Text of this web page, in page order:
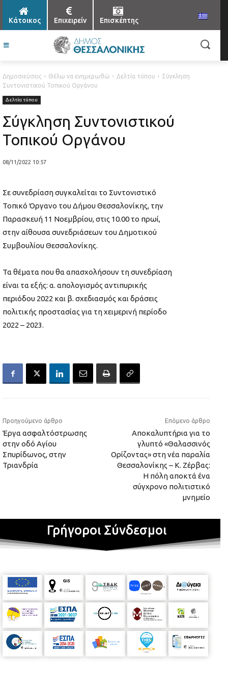
Κάτοικος Επιχειρείν Επισκέπτης
Δημοσιεύσεις Θέλω να ενημερωθώ Δελτία τύπου
Σύγκληση
Συντονιστικού Τοπικού Οργάνου
Δελτία τύπου
Σύγκληση Συντονιστικού
Τοπικού Οργάνου
08/11/2022 10:57
Σε συνεδρίαση συγκαλείται το Συντονιστικό
Τοπικό Όργανο του Δήμου Θεσσαλονίκης, την
Παρασκευή 11 Νοεμβρίου, στις 10.00 το πρωί,
στην αίθουσα συνεδριάσεων του Δημοτικού
Συμβουλίου Θεσσαλονίκης.
Τα θέματα που θα απασχολήσουν τη συνεδρίαση
είναι τα εξής: α. απολογισμός αντιπυρικής
περιόδου 2022 και β. σχεδιασμός και δράσεις
πολιτικής προστασίας για τη χειμερινή περίοδο
2022 – 2023.
Προηγούμενο άρθρο
Έργα ασφαλτόστρωσης
στην οδό Αγίου
Σπυρίδωνος, στην
Τριανδρία
Επόμενο άρθρο
Αποκαλυπτήρια για το
γλυπτό «Θαλασσινός
Ορίζοντας» στη νέα παραλία
Θεσσαλονίκης – Κ. Ζέρβας:
Η πόλη αποκτά ένα
σύγχρονο πολιτιστικό
μνημείο
Γρήγοροι Σύνδεσμοι